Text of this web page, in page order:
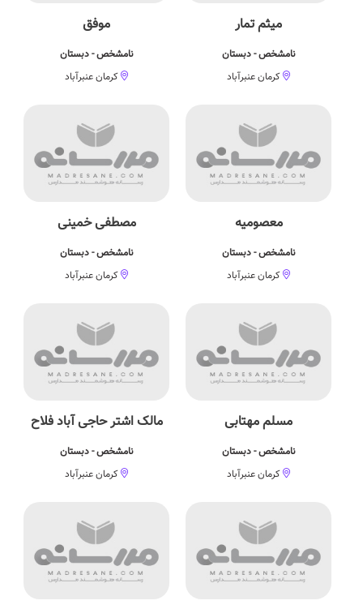
میثم تمار
نامشخص - دبستان
کرمان عنبرآباد
موفق
نامشخص - دبستان
کرمان عنبرآباد
معصومیه
نامشخص - دبستان
کرمان عنبرآباد
مصطفی خمینی
نامشخص - دبستان
کرمان عنبرآباد
مسلم مهتابی
نامشخص - دبستان
کرمان عنبرآباد
مالک اشتر حاجی آباد فلاح
نامشخص - دبستان
کرمان عنبرآباد